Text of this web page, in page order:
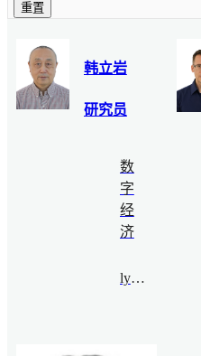
重置
韩立岩
研究员
数
字
经
济
lyhan@bimsa.cn